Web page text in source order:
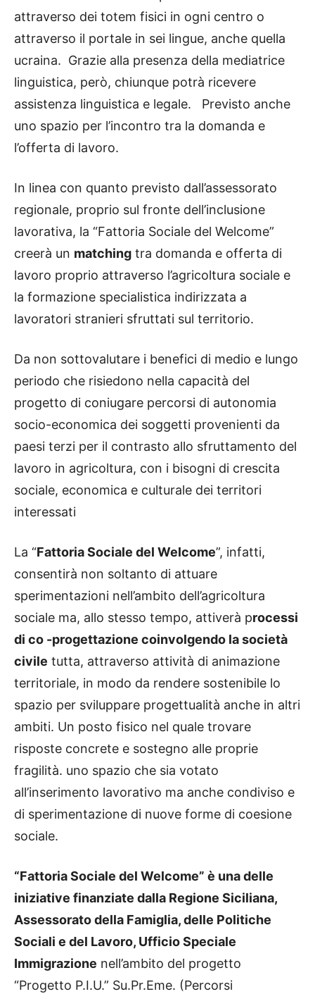
attraverso dei totem fisici in ogni centro o
attraverso il portale in sei lingue, anche quella
ucraina. Grazie alla presenza della mediatrice
linguistica, però, chiunque potrà ricevere
assistenza linguistica e legale. Previsto anche
uno spazio per l’incontro tra la domanda e
l’offerta di lavoro.
In linea con quanto previsto dall’assessorato
regionale, proprio sul fronte dell’inclusione
lavorativa, la “Fattoria Sociale del Welcome”
creerà un matching tra domanda e offerta di
lavoro proprio attraverso l’agricoltura sociale e
la formazione specialistica indirizzata a
lavoratori stranieri sfruttati sul territorio.
Da non sottovalutare i benefici di medio e lungo
periodo che risiedono nella capacità del
progetto di coniugare percorsi di autonomia
socio-economica dei soggetti provenienti da
paesi terzi per il contrasto allo sfruttamento del
lavoro in agricoltura, con i bisogni di crescita
sociale, economica e culturale dei territori
interessati
La “Fattoria Sociale del Welcome”, infatti,
consentirà non soltanto di attuare
sperimentazioni nell’ambito dell’agricoltura
sociale ma, allo stesso tempo, attiverà processi
di co -progettazione coinvolgendo la società
civile tutta, attraverso attività di animazione
territoriale, in modo da rendere sostenibile lo
spazio per sviluppare progettualità anche in altri
ambiti. Un posto fisico nel quale trovare
risposte concrete e sostegno alle proprie
fragilità. uno spazio che sia votato
all’inserimento lavorativo ma anche condiviso e
di sperimentazione di nuove forme di coesione
sociale.
“Fattoria Sociale del Welcome” è una delle
iniziative finanziate dalla Regione Siciliana,
Assessorato della Famiglia, delle Politiche
Sociali e del Lavoro, Ufficio Speciale
Immigrazione nell’ambito del progetto
“Progetto P.I.U.” Su.Pr.Eme. (Percorsi